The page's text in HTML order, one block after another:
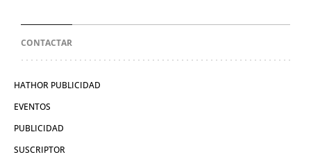
CONTACTAR
HATHOR PUBLICIDAD
EVENTOS
PUBLICIDAD
SUSCRIPTOR